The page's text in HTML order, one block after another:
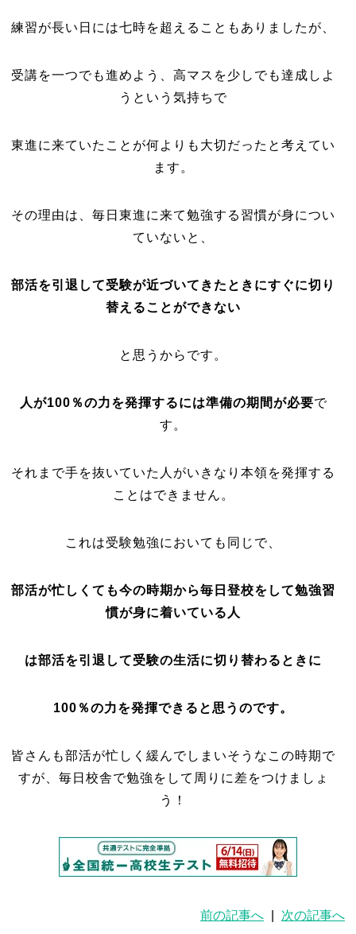
練習が長い日には七時を超えることもありましたが、
受講を一つでも進めよう、高マスを少しでも達成しよ
うという気持ちで
東進に来ていたことが何よりも大切だったと考えてい
ます。
その理由は、毎日東進に来て勉強する習慣が身につい
ていないと、
部活を引退して受験が近づいてきたときにすぐに切り
替えることができない
と思うからです。
人が100％の力を発揮するには準備の期間が必要で
す。
それまで手を抜いていた人がいきなり本領を発揮する
ことはできません。
これは受験勉強においても同じで、
部活が忙しくても今の時期から毎日登校をして勉強習
慣が身に着いている人
は部活を引退して受験の生活に切り替わるときに
100％の力を発揮できると思うのです。
皆さんも部活が忙しく緩んでしまいそうなこの時期で
すが、毎日校舎で勉強をして周りに差をつけましょ
う！
前の記事へ 次の記事へ